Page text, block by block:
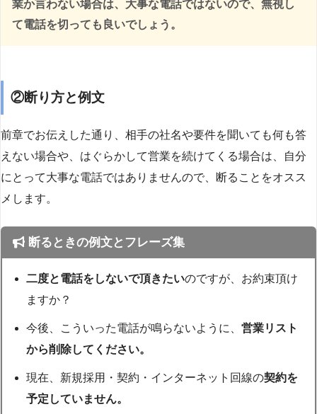
業か言わない場合は、大事な電話ではないので、無視し
て電話を切っても良いでしょう。
②断り方と例文
前章でお伝えした通り、相手の社名や要件を聞いても何も答
えない場合や、はぐらかして営業を続けてくる場合は、自分
にとって大事な電話ではありませんので、断ることをオスス
メします。
断るときの例文とフレーズ集
二度と電話をしないで頂きたいのですが、お約束頂け
ますか？
今後、こういった電話が鳴らないように、営業リスト
から削除してください。
現在、新規採用・契約・インターネット回線の契約を
予定していません。